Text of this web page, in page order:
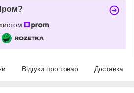
Відгуки про товар Доставка